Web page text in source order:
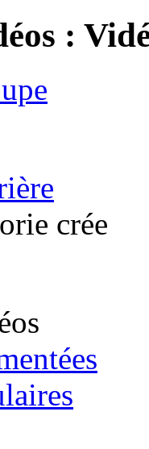
:
crée